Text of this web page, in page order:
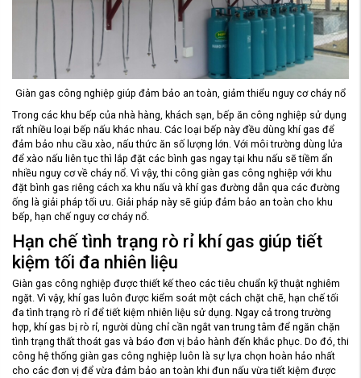
Giàn gas công nghiệp giúp đảm bảo an toàn, giảm thiểu nguy cơ cháy nổ
Trong các khu bếp của nhà hàng, khách sạn, bếp ăn công nghiệp sử dụng
rất nhiều loại bếp nấu khác nhau. Các loại bếp này đều dùng khí gas để
đảm bảo nhu cầu xào, nấu thức ăn số lượng lớn. Với môi trường dùng lửa
để xào nấu liên tục thì lắp đặt các bình gas ngay tại khu nấu sẽ tiềm ẩn
nhiều nguy cơ về cháy nổ. Vì vậy, thi công giàn gas công nghiệp với khu
đặt bình gas riêng cách xa khu nấu và khí gas đường dẫn qua các đường
ống là giải pháp tối ưu. Giải pháp này sẽ giúp đảm bảo an toàn cho khu
bếp, hạn chế nguy cơ cháy nổ.
Hạn chế tình trạng rò rỉ khí gas giúp tiết
kiệm tối đa nhiên liệu
Giàn gas công nghiệp được thiết kế theo các tiêu chuẩn kỹ thuật nghiêm
ngặt. Vì vậy, khí gas luôn được kiểm soát một cách chặt chẽ, hạn chế tối
đa tình trạng rò rỉ để tiết kiệm nhiên liệu sử dụng. Ngay cả trong trường
hợp, khí gas bị rò rỉ, người dùng chỉ cần ngắt van trung tâm để ngăn chặn
tình trạng thất thoát gas và báo đơn vị bảo hành đến khắc phục. Do đó, thi
công hệ thống giàn gas công nghiệp luôn là sự lựa chọn hoàn hảo nhất
cho các đơn vị để vừa đảm bảo an toàn khi đun nấu vừa tiết kiệm được